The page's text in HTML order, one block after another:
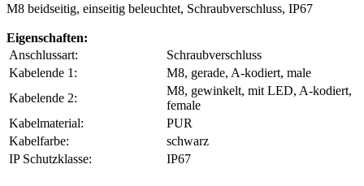
M8 beidseitig, einseitig beleuchtet, Schraubverschluss, IP67
Eigenschaften:
Anschlussart:
Schraubverschluss
Kabelende 1:
M8, gerade, A-kodiert, male
Kabelende 2:
M8, gewinkelt, mit LED, A-kodiert,
female
Kabelmaterial:
PUR
Kabelfarbe:
schwarz
IP Schutzklasse:
IP67